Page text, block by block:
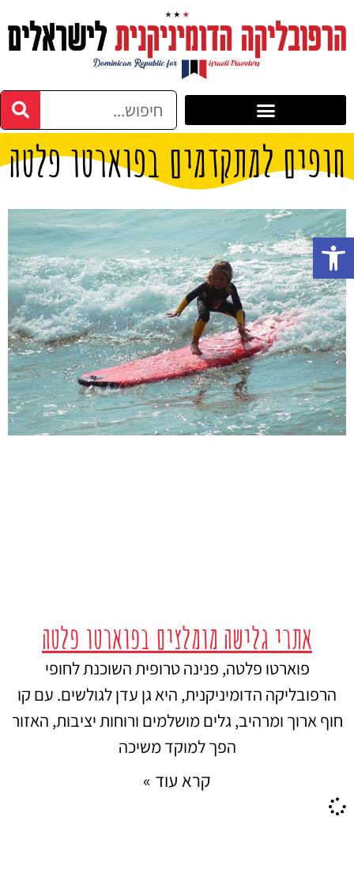
חופים למתקדמים בפוארטו פלטה
אתרי גלישה מומלצים בפוארטו פלטה
פוארטו פלטה, פנינה טרופית השוכנת לחופי
הרפובליקה הדומיניקנית, היא גן עדן לגולשים. עם קו
חוף ארוך ומרהיב, גלים מושלמים ורוחות יציבות, האזור
הפך למוקד משיכה
קרא עוד »
פתח סרגל נגישות